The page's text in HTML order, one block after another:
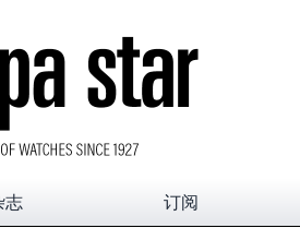
志 订阅